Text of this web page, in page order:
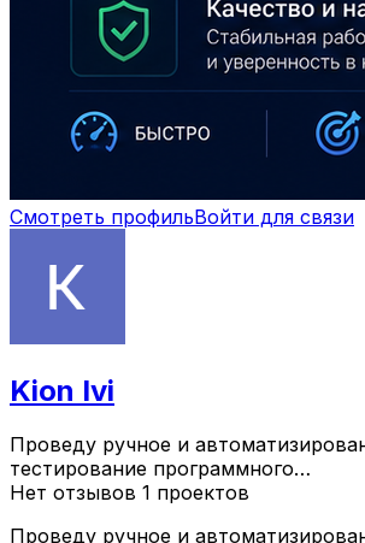
Смотреть профильВойти для связи
Kion Ivi
Проведу ручное и
тестирование программного…
Нет отзывов 1 проектов
Проведу ручное и